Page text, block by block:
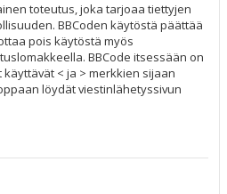
toteutus, joka tarjoaa tiettyjen
BBCoden käytöstä päättää
pois käytöstä myös
BBCode itsessään on
käyttävät < ja > merkkien sijaan
löydät viestinlähetyssivun